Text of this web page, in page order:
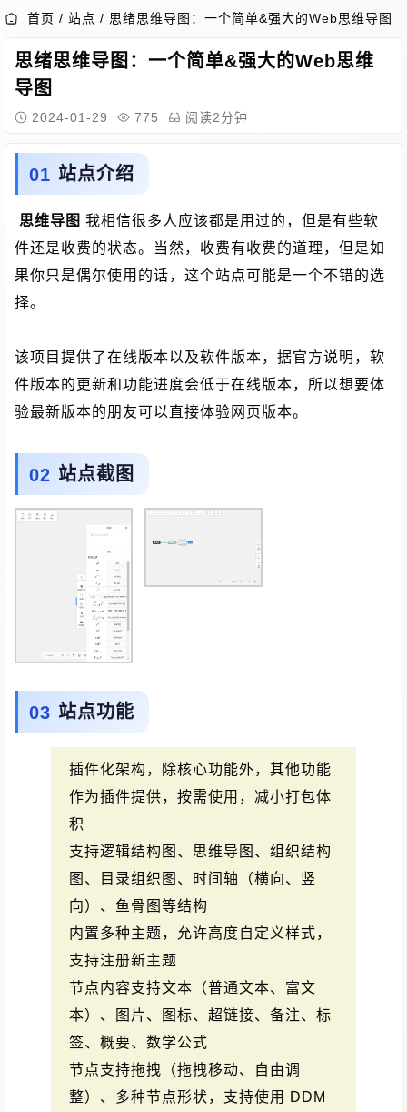
首页 / 站点 / 思绪思维导图：一个简单&强大的Web思维导图
思绪思维导图：一个简单&强大的Web思维
导图
2024-01-29 775 阅读2分钟
站点介绍
思维导图 我相信很多人应该都是用过的，但是有些软
件还是收费的状态。当然，收费有收费的道理，但是如
果你只是偶尔使用的话，这个站点可能是一个不错的选
择。
该项目提供了在线版本以及软件版本，据官方说明，软
件版本的更新和功能进度会低于在线版本，所以想要体
验最新版本的朋友可以直接体验网页版本。
站点截图
站点功能
插件化架构，除核心功能外，其他功能
作为插件提供，按需使用，减小打包体
积
支持逻辑结构图、思维导图、组织结构
图、目录组织图、时间轴（横向、竖
向）、鱼骨图等结构
内置多种主题，允许高度自定义样式，
支持注册新主题
节点内容支持文本（普通文本、富文
本）、图片、图标、超链接、备注、标
签、概要、数学公式
节点支持拖拽（拖拽移动、自由调
整）、多种节点形状，支持使用 DDM